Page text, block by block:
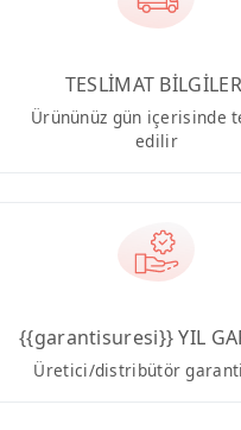
TESLİMAT
Ürününüz gün içerisinde
edilir
{{garantisuresi}} YIL
Üretici/distribütör